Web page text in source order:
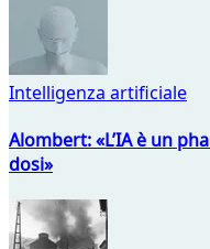
Intelligenza artificiale
Alombert: «L’IA è un
dosi»